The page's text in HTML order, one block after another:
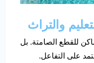
والتراث
للقطع الصامتة. بل
على التفاعل.